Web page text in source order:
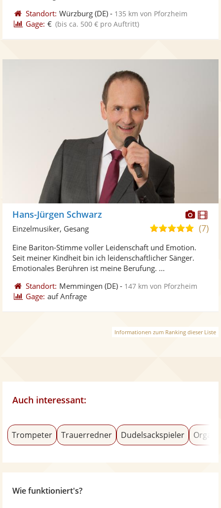
Standort: Würzburg (DE) - 135 km von Pforzheim
Gage: € (bis ca. 500 € pro Auftritt)
Fotos
Hans-Jürgen Schwarz
5,0
5
(7)
Einzelmusiker, Gesang
Eine Bariton-Stimme voller Leidenschaft und Emotion.
Seit meiner Kindheit bin ich leidenschaftlicher Sänger.
Emotionales Berühren ist meine Berufung. ...
Standort: Memmingen (DE) - 147 km von Pforzheim
Gage: auf Anfrage
Informationen zum Ranking dieser Liste
Auch interessant:
Trompeter Trauerredner Dudelsackspieler
Wie funktioniert's?